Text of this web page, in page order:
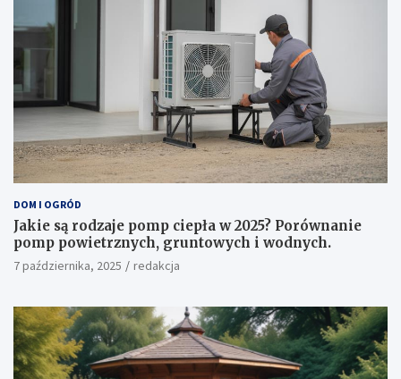
DOM I OGRÓD
Jakie są rodzaje pomp ciepła w 2025? Porównanie
pomp powietrznych, gruntowych i wodnych.
7 października, 2025 redakcja